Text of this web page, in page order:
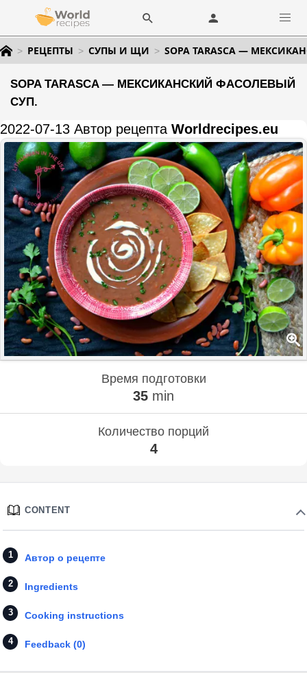
РЕЦЕПТЫ СУПЫ И ЩИ SOPA TARASCA —
SOPA TARASCA — МЕКСИКАНСКИЙ ФАСОЛЕВЫЙ
СУП.
2022-07-13 Автор рецепта Worldrecipes.eu
Время подготовки
35 min
Количество порций
4
CONTENT
Автор о рецепте
Ingredients
Cooking instructions
Feedback (0)